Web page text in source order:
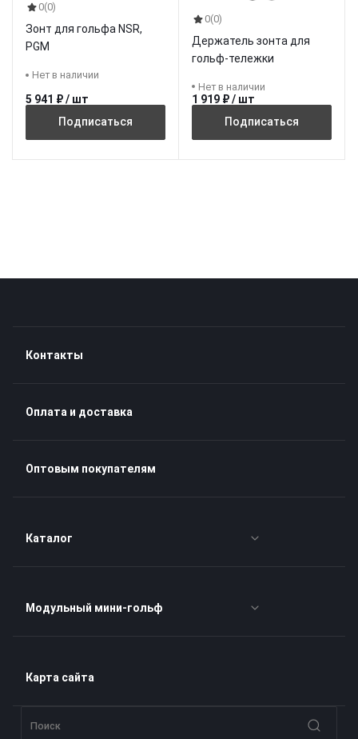
0(0)
Зонт для гольфа NSR,
PGM
Нет в наличии
5 941 ₽ / шт
Подписаться
0(0)
Держатель зонта для
гольф-тележки
Нет в наличии
1 919 ₽ / шт
Подписаться
Контакты
Оплата и доставка
Оптовым покупателям
Каталог
Модульный мини-гольф
Свободный стандарт
Карта сайта